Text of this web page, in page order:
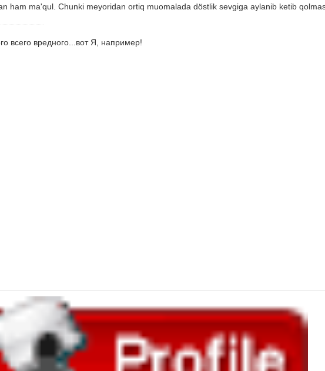
ham ma'qul. Chunki meyoridan ortiq muomalada döstlik sevgiga aylanib ketib
всего вредного...вот Я, например!